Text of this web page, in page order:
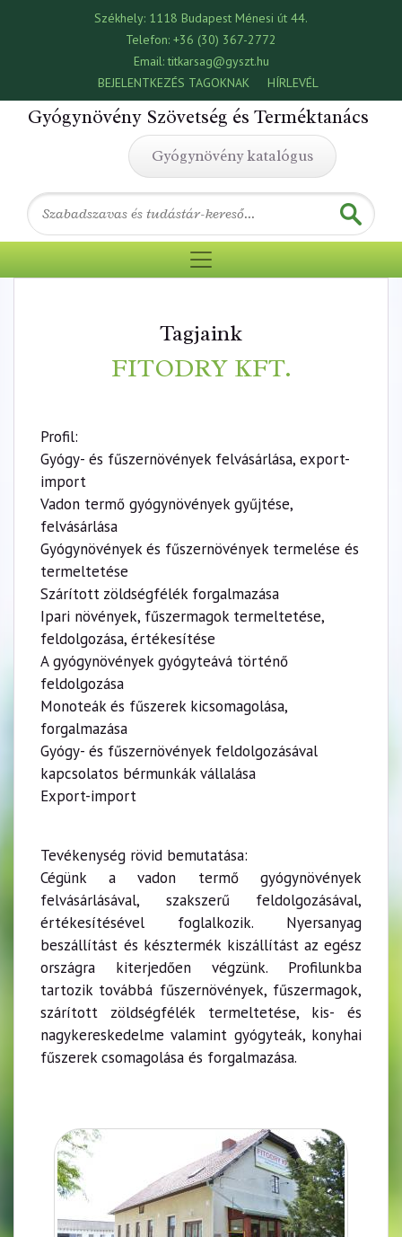
Székhely: 1118 Budapest Ménesi út 44.
Telefon: +36 (30) 367-2772
Email:titkarsag@gyszt.hu
BEJELENTKEZÉS TAGOKNAK
HÍRLEVÉL
Gyógynövény Szövetség és Terméktanács
Gyógynövény katalógus
Tagjaink
FITODRY KFT.
Profil:
Gyógy- és fűszernövények felvásárlása, export-
import
Vadon termő gyógynövények gyűjtése,
felvásárlása
Gyógynövények és fűszernövények termelése és
termeltetése
Szárított zöldségfélék forgalmazása
Ipari növények, fűszermagok termeltetése,
feldolgozása, értékesítése
A gyógynövények gyógyteává történő
feldolgozása
Monoteák és fűszerek kicsomagolása,
forgalmazása
Gyógy- és fűszernövények feldolgozásával
kapcsolatos bérmunkák vállalása
Export-import
Tevékenység rövid bemutatása:
Cégünk a vadon termő gyógynövények
felvásárlásával, szakszerű feldolgozásával,
értékesítésével foglalkozik. Nyersanyag
beszállítást és késztermék kiszállítást az egész
országra kiterjedően végzünk. Profilunkba
tartozik továbbá fűszernövények, fűszermagok,
szárított zöldségfélék termeltetése, kis- és
nagykereskedelme valamint gyógyteák, konyhai
fűszerek csomagolása és forgalmazása.